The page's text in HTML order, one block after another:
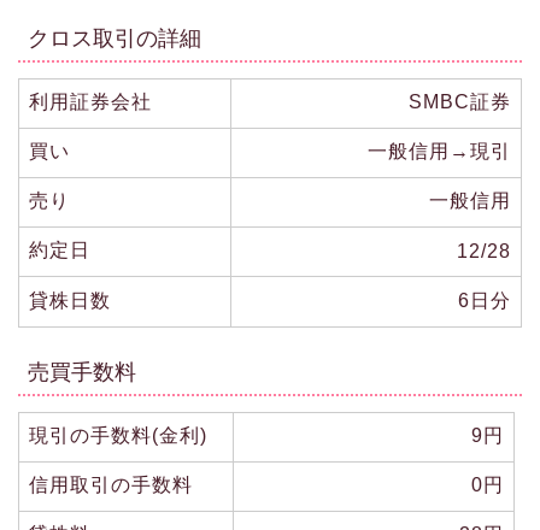
クロス取引の詳細
利用証券会社 SMBC証券
買い 一般信用→現引
売り 一般信用
約定日 12/28
貸株日数 6日分
売買手数料
現引の手数料(金利) 9円
信用取引の手数料 0円